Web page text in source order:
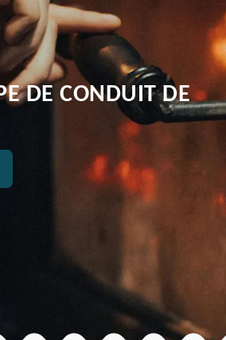
DE CONDUIT DE